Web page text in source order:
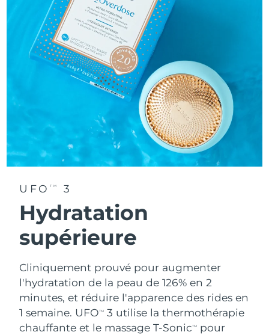
UFO TM 3
Hydratation
supérieure
Cliniquement prouvé pour augmenter
l'hydratation de la peau de 126% en 2
minutes, et réduire l'apparence des rides en
1 semaine. UFOTM
3 utilise la thermothérapie
chauffante et le massage T-SonicTM
pour